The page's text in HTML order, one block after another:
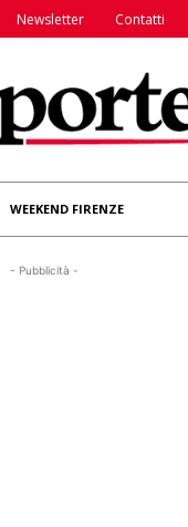
Newsletter Contatti
WEEKEND FIRENZE
- Pubblicità -